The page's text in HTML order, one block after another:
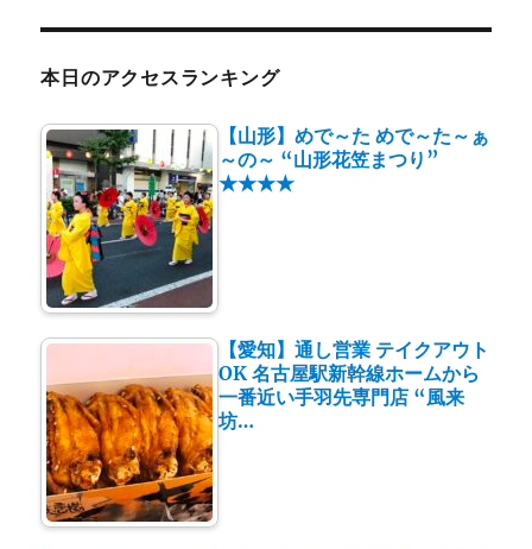
本日のアクセスランキング
【山形】めで～た めで～た～ぁ
～の～ “山形花笠まつり”
★★★★
【愛知】通し営業 テイクアウト
OK 名古屋駅新幹線ホームから
一番近い手羽先専門店 “風来
坊…